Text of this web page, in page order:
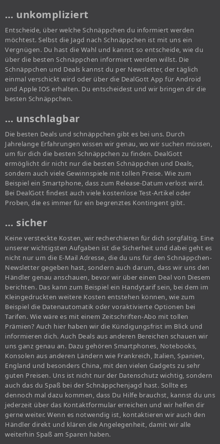
… unkompliziert
Entscheide, über welche Schnäppchen du informiert werden
möchtest. Selbst die Jagd nach Schnäppchen ist mit uns ein
Vergnügen. Du hast die Wahl und kannst so entscheide, wie du
über die besten Schnäppchen informiert werden willst. Die
Schnäppchen und Deals kannst du per Newsletter, der täglich
einmal verschickt wird oder über die DealGott App für Android
und Apple IOS erhalten. Du entscheidest und wir bringen dir die
besten Schnäppchen.
… unschlagbar
Die besten Deals und schnäppchen gibt es bei uns. Durch
Jahrelange Erfahrungen wissen wir genau, wo wir suchen müssen,
um für dich die besten Schnäppchen zu finden. DealGott
ermöglicht dir nicht nur die besten Schnäppchen und Deals,
sondern auch viele Gewinnspiele mit tollen Preise. Wie zum
Beispiel ein Smartphone, dass zum Release-Datum verlost wird.
Bei DealGott findest auch viele kostenlose Test-Artikel oder
Proben, die es immer für ein begrenztes Kontingent gibt.
… sicher
Keine versteckte Kosten, wir recherchieren für dich sorgfältig. Eine
unserer wichtigsten Aufgaben ist die Sicherheit und dabei geht es
nicht nur um die E-Mail Adresse, die du uns für den Schnäppchen-
Newsletter gegeben hast, sondern auch darum, dass wir uns den
Händler genau anschauen, bevor wir über einen Deal von Diesem
berichten. Das kann zum Beispiel ein Handytarif sein, bei dem im
Kleingedruckten weitere Kosten entstehen können, wie zum
Beispiel die Datenautomatik oder voraktivierte Optionen bei
Tarifen. Wie wäre es mit einem Zeitschriften-Abo mit tollen
Prämien? Auch hier haben wir die Kündigungsfrist im Blick und
informieren dich. Auch Deals aus anderen Bereichen schauen wir
uns ganz genau an. Dazu gehören Smartphones, Notebooks,
Konsolen aus anderen Ländern wie Frankreich, Italien, Spanien,
England und besonders China, mit den vielen Gadgets zu sehr
guten Preisen. Uns ist nicht nur der Datenschutz wichtig, sondern
auch das du Spaß bei der Schnäppchenjagd hast. Sollte es
dennoch mal dazu kommen, dass Du Hilfe brauchst, kannst du uns
jederzeit über das Kontaktformular erreichen und wir helfen dir
gerne weiter. Wenn es notwendig ist, kontaktieren wir auch den
Händler direkt und klären die Angelegenheit, damit wir alle
weiterhin Spaß am Sparen haben.